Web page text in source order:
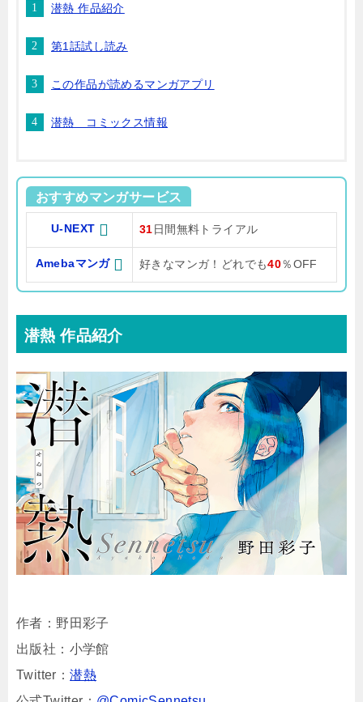
潜熱 作品紹介
第1話試し読み
この作品が読めるマンガアプリ
潜熱 コミックス情報
おすすめマンガサービス
U-NEXT 31 日間無料トライアル
Amebaマンガ 好きなマンガ！どれでも40％OFF
潜熱 作品紹介
作者：野田彩子
出版社：小学館
Twitter：潜熱